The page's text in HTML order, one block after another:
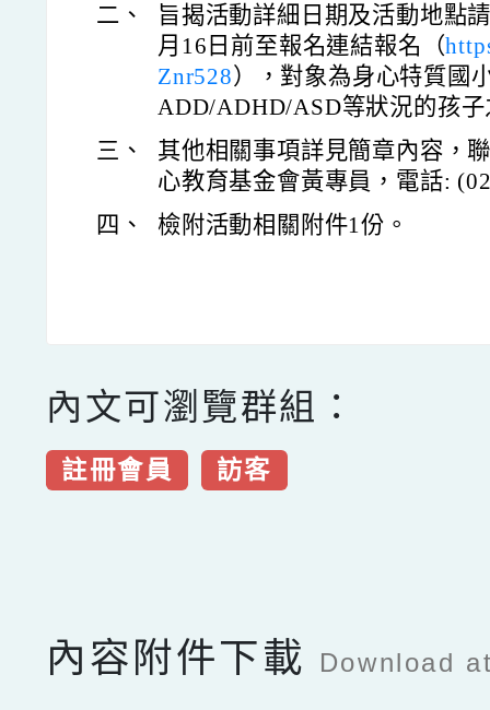
二、
旨揭活動詳細日期及活動地點
月16日前至報名連結報名（
Znr528），對象為身心特質國
ADD/ADHD/ASD等狀況的孩
三、
其他相關事項詳見簡章內容，
心教育基金會黃專員，電話:
四、
檢附活動相關附件1份。
內文可瀏覽群組：
註冊會員 訪客
內容附件下載 Download